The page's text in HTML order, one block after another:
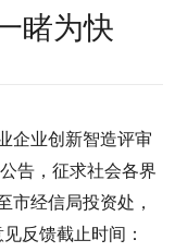
睹为快
企业创新智造评审
告，征求社会各界
市经信局投资处，
反馈截止时间：